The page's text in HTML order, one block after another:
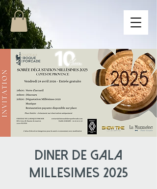
DINER DE GALA
MILLESIMES 2025